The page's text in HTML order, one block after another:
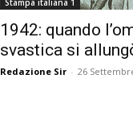
Stampa italiana 1
1942: quando
svastica si
Redazione Sir - 26